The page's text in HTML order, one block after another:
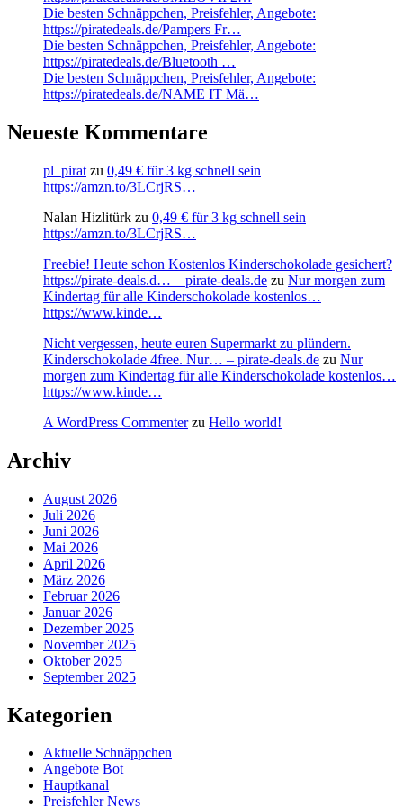
Die besten Schnäppchen, Preisfehler, Angebote:
https://piratedeals.de/Pampers Fr…
Die besten Schnäppchen, Preisfehler, Angebote:
https://piratedeals.de/Bluetooth …
Die besten Schnäppchen, Preisfehler, Angebote:
https://piratedeals.de/NAME IT Mä…
Neueste Kommentare
pl_pirat zu 0,49 € für 3 kg schnell sein
https://amzn.to/3LCrjRS…
Nalan Hizlitürk zu 0,49 € für 3 kg schnell sein
https://amzn.to/3LCrjRS…
Freebie! Heute schon Kostenlos Kinderschokolade gesichert?
https://pirate-deals.d… – pirate-deals.de zu Nur morgen zum
Kindertag für alle Kinderschokolade kostenlos…
https://www.kinde…
Nicht vergessen, heute euren Supermarkt zu plündern.
Kinderschokolade 4free. Nur… – pirate-deals.de zu Nur
morgen zum Kindertag für alle Kinderschokolade kostenlos…
https://www.kinde…
A WordPress Commenterzu Hello world!
Archiv
August 2026
Juli 2026
Juni 2026
Mai 2026
April 2026
März 2026
Februar 2026
Januar 2026
Dezember 2025
November 2025
Oktober 2025
September 2025
Kategorien
Aktuelle Schnäppchen
Angebote Bot
Hauptkanal
Preisfehler News